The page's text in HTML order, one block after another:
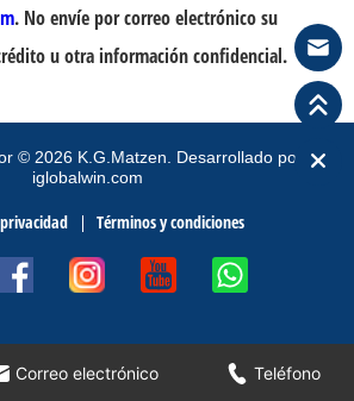
. No envíe por correo electrónico su
u otra información confidencial.
Correo electrónico Teléfono
© 2026 K.G.Matzen. Desarrollado por
iglobalwin.com
Términos y condiciones